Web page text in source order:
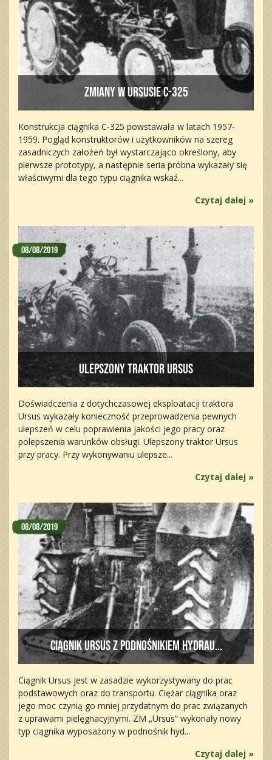
Zmiany w Ursusie C-325
Konstrukcja ciągnika C-325 powstawała w latach 1957-
1959. Pogląd konstruktorów i użytkowników na szereg
zasadniczych założeń był wystarczająco określony, aby
pierwsze prototypy, a następnie seria próbna wykazały się
właściwymi dla tego typu ciągnika wskaź...
Czytaj dalej »
Ulepszony traktor Ursus
08/08/2019
Doświadczenia z dotychczasowej eksploatacji traktora
Ursus wykazały konieczność przeprowadzenia pewnych
ulepszeń w celu poprawienia jakości jego pracy oraz
polepszenia warunków obsługi. Ulepszony traktor Ursus
przy pracy. Przy wykonywaniu ulepsze...
Czytaj dalej »
Ciągnik Ursus z podnośnikiem hydrau...
08/08/2019
Ciągnik Ursus jest w zasadzie wykorzystywany do prac
podstawowych oraz do transportu. Ciężar ciągnika oraz
jego moc czynią go mniej przydatnym do prac związanych
z uprawami pielęgnacyjnymi. ZM „Ursus” wykonały nowy
typ ciągnika wyposażony w podnośnik hyd...
Czytaj dalej »